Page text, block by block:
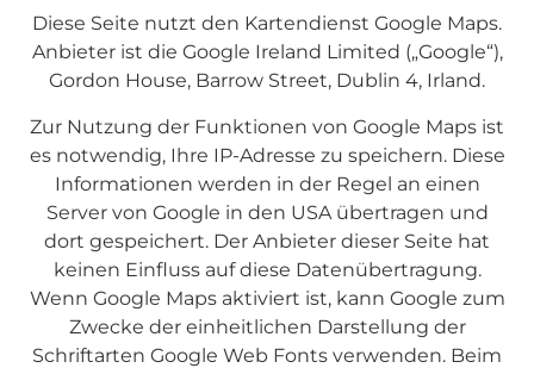
Diese Seite nutzt den Kartendienst Google Maps.
Anbieter ist die Google Ireland Limited („Google“),
Gordon House, Barrow Street, Dublin 4, Irland.
Zur Nutzung der Funktionen von Google Maps ist
es notwendig, Ihre IP-Adresse zu speichern. Diese
Informationen werden in der Regel an einen
Server von Google in den USA übertragen und
dort gespeichert. Der Anbieter dieser Seite hat
keinen Einfluss auf diese Datenübertragung.
Wenn Google Maps aktiviert ist, kann Google zum
Zwecke der einheitlichen Darstellung der
Schriftarten Google Web Fonts verwenden. Beim